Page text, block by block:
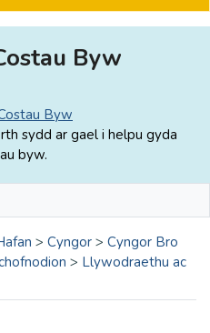
Byw
Byw
sydd ar gael i helpu gyda
byw.
> Cyngor > Cyngor Bro
> Llywodraethu ac